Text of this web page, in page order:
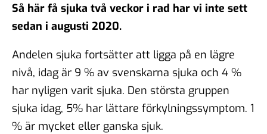
Så här få sjuka två veckor i rad har vi inte sett
sedan i augusti 2020.
Andelen sjuka fortsätter att ligga på en lägre
nivå, idag är 9 % av svenskarna sjuka och 4 %
har nyligen varit sjuka. Den största gruppen
sjuka idag, 5% har lättare förkylningssymptom. 1
% är mycket eller ganska sjuk.